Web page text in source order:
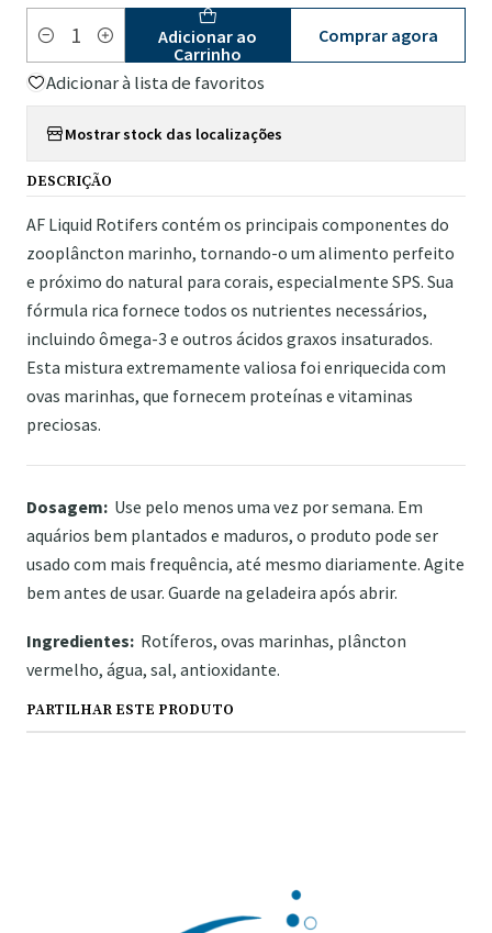
Quantidade
Adicionar ao
Carrinho
Comprar agora
Adicionar à lista de favoritos
Mostrar stock das localizações
DESCRIÇÃO
AF Liquid Rotifers contém os principais componentes do
zooplâncton marinho, tornando-o um alimento perfeito
e próximo do natural para corais, especialmente SPS. Sua
fórmula rica fornece todos os nutrientes necessários,
incluindo ômega-3 e outros ácidos graxos insaturados.
Esta mistura extremamente valiosa foi enriquecida com
ovas marinhas, que fornecem proteínas e vitaminas
preciosas.
Dosagem: Use pelo menos uma vez por semana. Em
aquários bem plantados e maduros, o produto pode ser
usado com mais frequência, até mesmo diariamente. Agite
bem antes de usar. Guarde na geladeira após abrir.
Ingredientes: Rotíferos, ovas marinhas, plâncton
vermelho, água, sal, antioxidante.
PARTILHAR ESTE PRODUTO